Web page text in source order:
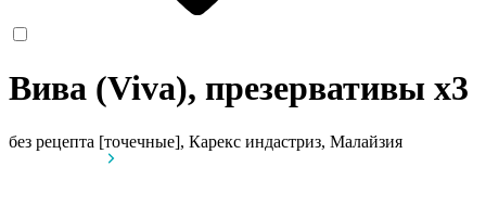
Вива (Viva), презервативы x3
без рецепта [точечные], Карекс индастриз, Малайзия